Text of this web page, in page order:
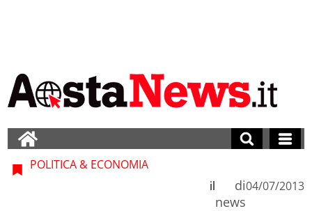
POLITICA & ECONOMIA
di
news
il 04/07/2013